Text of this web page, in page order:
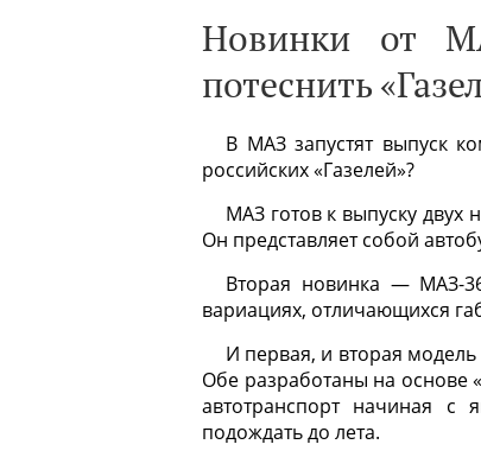
Новинки от
потеснить
В МАЗ запустят выпуск
российских «Газелей»?
МАЗ готов к выпуску
Он представляет собой
Вторая новинка — МАЗ-
вариациях, отличающихся
И первая, и вторая
Обе разработаны на основе
автотранспорт начиная
подождать до лета.